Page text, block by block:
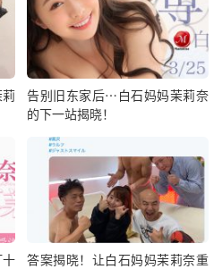
告别旧东家后⋯白石妈妈茉莉奈
的下一站揭晓！
答案揭晓！让白石妈妈茉莉奈重